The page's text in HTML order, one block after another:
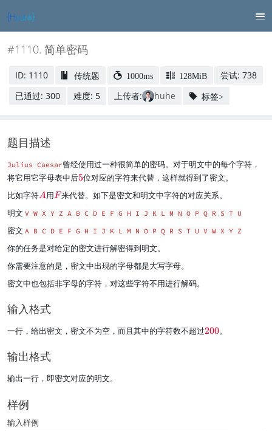
#1110. 简单密码
ID: 1110 传统题 1000ms 128MiB
尝试: 738
已通过: 300
难度: 5 上传者: huhe 标签>
题目描述
Julius Caesar曾经使用过一种很简单的密码。对于明文中的每个字符，
将它用它字母表中后\
e
d
5
}
5位对应的字符来代替，这样就得到了密文。
比如字符\
e
d
{
A
}
A用\
d
F
}
F来代替。如下是密文和明文中字符的对应关系。
明文V W X Y Z A B C D E F G H I J K L M N O P Q R S T U
密文A B C D E F G H I J K L M N O P Q R S T U V W X Y Z
你的任务是对给定的密文进行解密得到明文。
你需要注意的是，密文中出现的字母都是大写字母。
密文中也包括非字母的字符，对这些字符不用进行解码。
输入格式
一行，给出密文，密文不为空，而且其中的字符数不超过\
200。
输出格式
输出一行，即密文对应的明文。
样例
输入样例